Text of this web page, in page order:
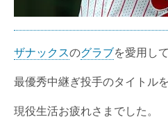
ザナックスのグラブを愛用し
最優秀中継ぎ投手のタイトル
現役生活お疲れさまでした。